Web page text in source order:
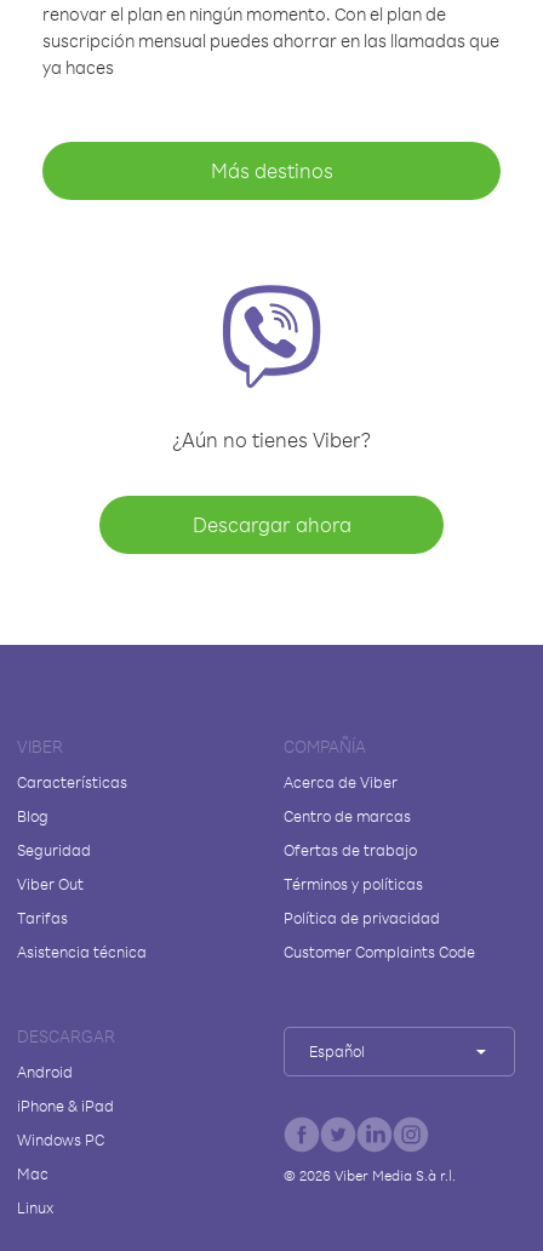
renovar el plan en ningún momento. Con el plan de
suscripción mensual puedes ahorrar en las llamadas que
ya haces
Más destinos
¿Aún no tienes Viber?
Descargar ahora
VIBER
Características
Blog
Seguridad
Viber Out
Tarifas
Asistencia técnica
COMPAÑÍA
Acerca de Viber
Centro de marcas
Ofertas de trabajo
Términos y políticas
Política de privacidad
Customer Complaints Code
DESCARGAR
Android
iPhone & iPad
Windows PC
Mac
Linux
Español
© 2026Viber Media S.à r.l.